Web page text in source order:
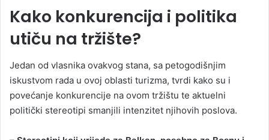
Kako konkurencija i politika
utiču na tržište?
Jedan od vlasnika ovakvog stana, sa petogodišnjim
iskustvom rada u ovoj oblasti turizma, tvrdi kako su i
povećanje konkurencije na ovom tržištu te aktuelni
politički stereotipi smanjili intenzitet njihovih poslova.